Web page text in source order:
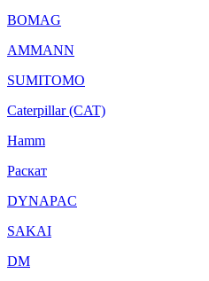
BOMAG
AMMANN
SUMITOMO
Caterpillar (CAT)
Hamm
Раскат
DYNAPAC
SAKAI
DM